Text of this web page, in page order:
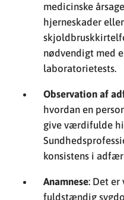
medicinske
hjerneskader eller
nødvendigt med
laboratorietests.
Observation af
hvordan en
give værdifulde
konsistens i
Anamnese: Det er
fuldstændig